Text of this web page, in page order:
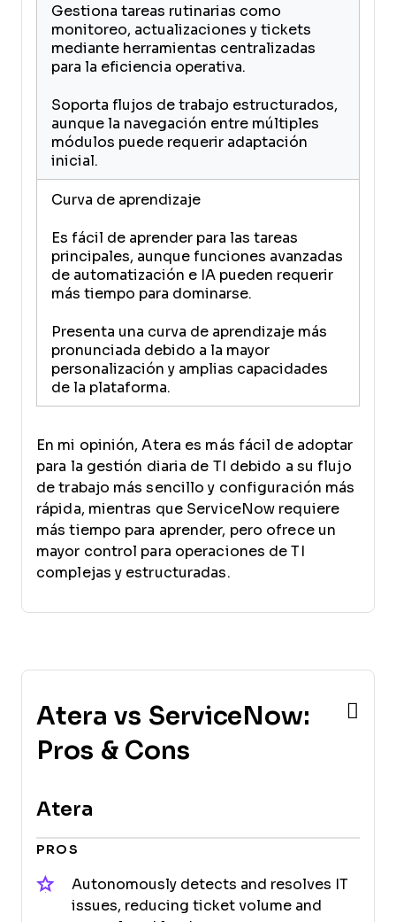
Gestiona tareas rutinarias como
monitoreo, actualizaciones y tickets
mediante herramientas centralizadas
para la eficiencia operativa.
Soporta flujos de trabajo estructurados,
aunque la navegación entre múltiples
módulos puede requerir adaptación
inicial.
Curva de aprendizaje
Es fácil de aprender para las tareas
principales, aunque funciones avanzadas
de automatización e IA pueden requerir
más tiempo para dominarse.
Presenta una curva de aprendizaje más
pronunciada debido a la mayor
personalización y amplias capacidades
de la plataforma.
En mi opinión, Atera es más fácil de adoptar
para la gestión diaria de TI debido a su flujo
de trabajo más sencillo y configuración más
rápida, mientras que ServiceNow requiere
más tiempo para aprender, pero ofrece un
mayor control para operaciones de TI
complejas y estructuradas.
Atera vs ServiceNow:
Pros & Cons
Atera
PROS
Autonomously detects and resolves IT
issues, reducing ticket volume and